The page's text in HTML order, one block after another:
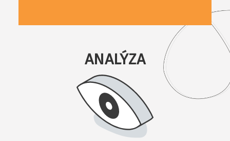
ANALÝZA